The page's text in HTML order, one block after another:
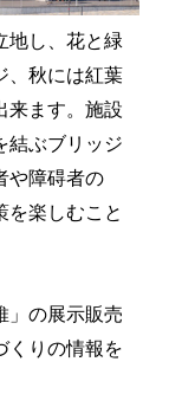
地し、花と緑
、秋には紅葉
来ます。施設
結ぶブリッジ
や障碍者の
楽しむこと
」の展示販売
くりの情報を